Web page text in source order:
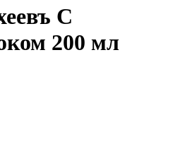
С
200 мл